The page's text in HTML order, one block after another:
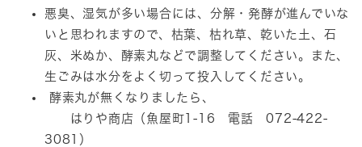
悪臭、湿気が多い場合には、分解・発酵が進んでいな
いと思われますので、枯葉、枯れ草、乾いた土、石
灰、米ぬか、酵素丸などで調整してください。また、
生ごみは水分をよく切って投入してください。
酵素丸が無くなりましたら、
はりや商店（魚屋町1-16 電話 072-422-
3081）